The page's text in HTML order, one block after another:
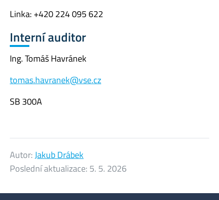
Linka: +420 224 095 622
Interní auditor
Ing. Tomáš Havránek
tomas.havranek@vse.cz
SB 300A
Autor:Jakub Drábek
Poslední aktualizace: 5. 5. 2026